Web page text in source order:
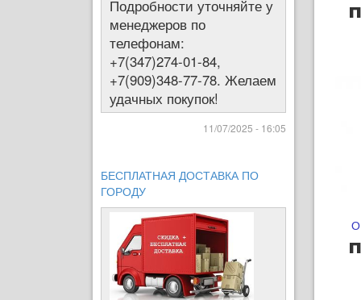
Подробности уточняйте у
менеджеров по
телефонам:
+7(347)274-01-84,
+7(909)348-77-78. Желаем
удачных покупок!
11/07/2025 - 16:05
БЕСПЛАТНАЯ ДОСТАВКА ПО
ГОРОДУ